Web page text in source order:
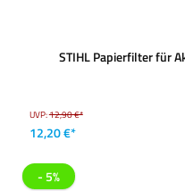
STIHL Papierfilter für
UVP:12,90 €*
12,20 €*
- 5%